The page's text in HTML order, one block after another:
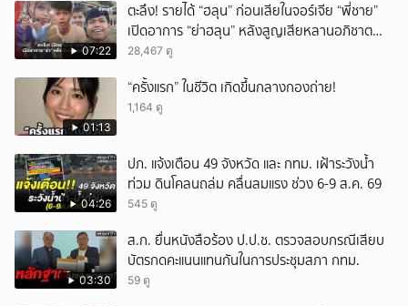
07:22
ตะลึง! รายได้ “ฮลุน” ก่อนเสียในจอร์เจีย “พี่ชาย”
เปิดอาการ “ย่าฮลุน” หลังสูญเสียหลานอภิชาต
บุตร!
28,467 ดู
01:13
“ครั้งแรก” ในชีวิต เกิดขึ้นกลางกองถ่าย!
1,164 ดู
04:26
ปภ. แจ้งเตือน 49 จังหวัด และ กทม. เฝ้าระวังน้ำ
ท่วม ดินโคลนถล่ม คลื่นลมแรง ช่วง 6-9 ส.ค. 69
545 ดู
03:30
ส.ก. ยื่นหนังสือร้อง ป.ป.ช. ตรวจสอบกรณีเสียบ
บัตรกดคะแนนแทนกันในการประชุมสภา กทม.
59 ดู